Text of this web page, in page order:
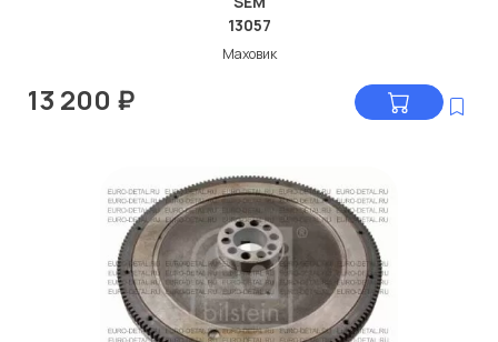
13057
Маховик
13 200 ₽